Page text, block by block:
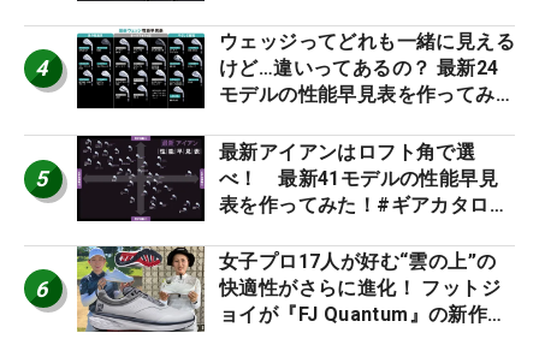
4
ウェッジってどれも一緒に見える
けど…違いってあるの？ 最新24
モデルの性能早見表を作ってみ
5
最新アイアンはロフト角で選
べ！ 最新41モデルの性能早見
表を作ってみた！#ギアカタログ
6
女子プロ17人が好む“雲の上”の
快適性がさらに進化！ フットジ
ョイが『FJ Quantum』の新作を